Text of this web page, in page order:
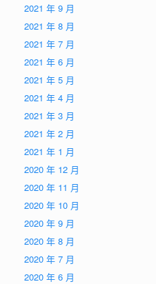
2021 年 9 月
2021 年 8 月
2021 年 7 月
2021 年 6 月
2021 年 5 月
2021 年 4 月
2021 年 3 月
2021 年 2 月
2021 年 1 月
2020 年 12 月
2020 年 11 月
2020 年 10 月
2020 年 9 月
2020 年 8 月
2020 年 7 月
2020 年 6 月